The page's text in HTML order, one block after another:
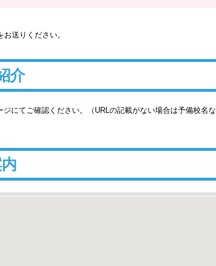
送りください。
介
にてご確認ください。（URLの記載がない場合は予備校名な